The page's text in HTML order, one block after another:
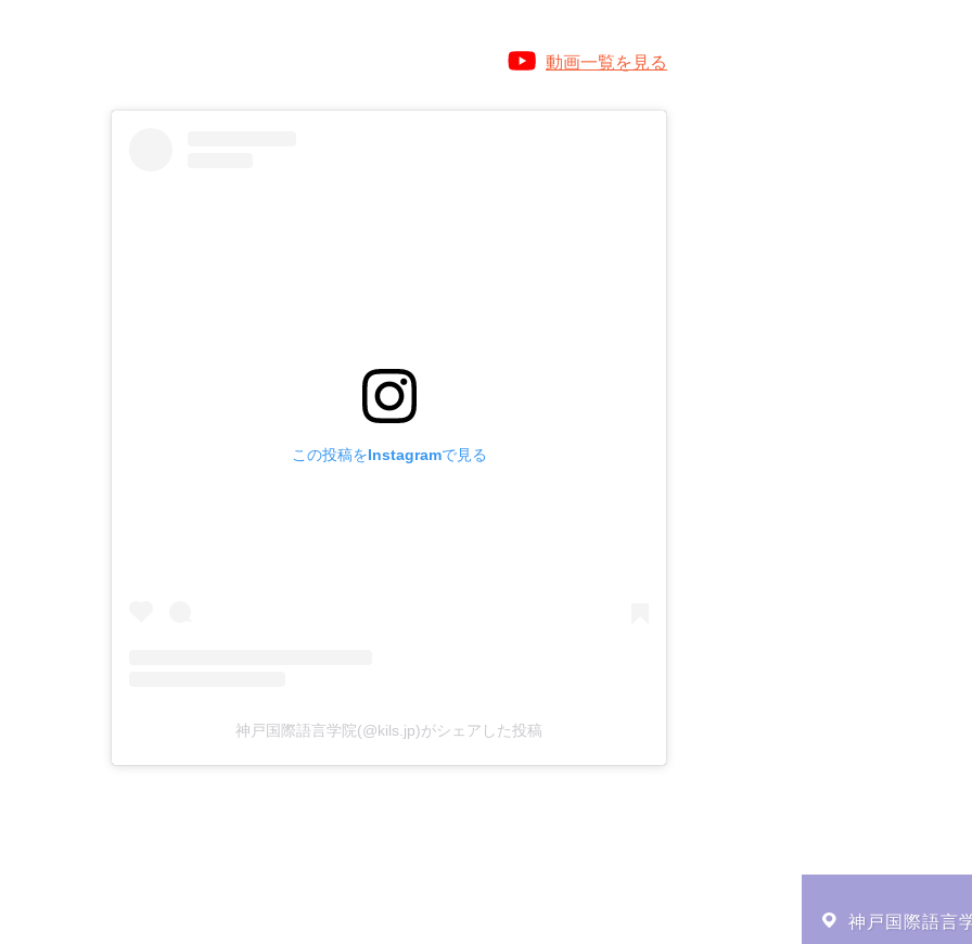
動画一覧を見る
この投稿をInstagramで見る
神戸国際語言学院(@kils.jp)がシェアした投稿
神戸国際語言